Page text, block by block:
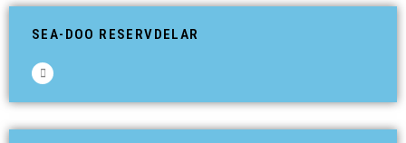
SEA-DOO RESERVDELAR